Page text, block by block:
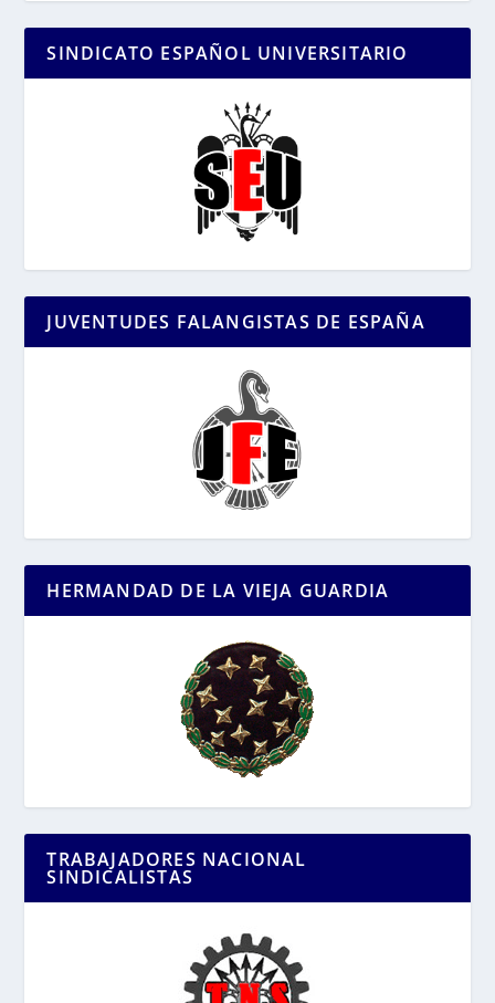
SINDICATO ESPAÑOL UNIVERSITARIO
JUVENTUDES FALANGISTAS DE ESPAÑA
HERMANDAD DE LA VIEJA GUARDIA
TRABAJADORES NACIONAL
SINDICALISTAS